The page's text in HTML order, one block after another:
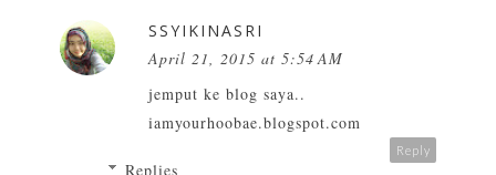
SSYIKINASRI
April 21, 2015 at 5:54 AM
jemput ke blog saya..
iamyourhoobae.blogspot.com
Reply
Replies